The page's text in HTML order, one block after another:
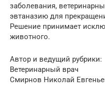
заболевания,
эвтаназию для
Решение принимает
животного.
Автор и ведущий рубрики:
Ветеринарный врач
Смирнов Николай